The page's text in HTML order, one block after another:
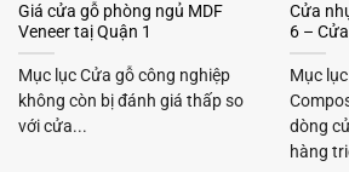
Giá cửa gỗ phòng ngủ MDF
Veneer taị Quận 1
Mục lục Cửa gỗ công nghiệp
không còn bị đánh giá thấp so
với cửa...
Cửa
6 –
Mục
dòng
hàng